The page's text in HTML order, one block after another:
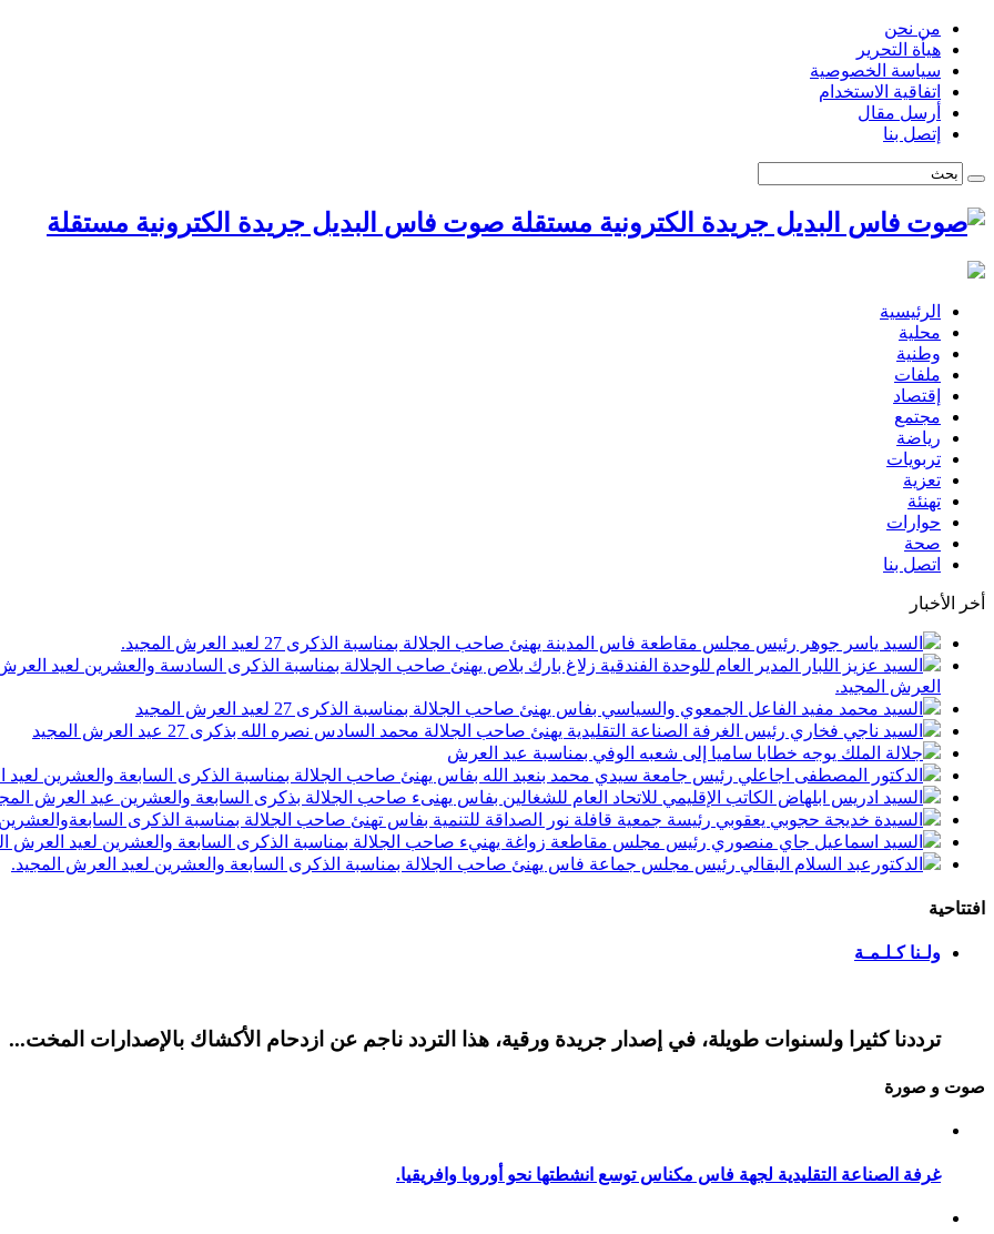
من نحن
هيأة التحرير
سياسة الخصوصية
اتفاقية الاستخدام
أرسل مقال
إتصل بنا
صوت فاس البديل جريدة الكترونية مستقلة
الرئيسية
محلية
وطنية
ملفات
إقتصاد
مجتمع
رياضة
تربويات
تعزية
تهنئة
حوارات
صحة
اتصل بنا
أخر الأخبار
السيد ياسر جوهر رئيس مجلس مقاطعة فاس المدينة يهنئ صاحب الجلالة بمناسبة الذكرى 27 لعيد العرش المجيد.
السيد عزيز اللبار المدير العام للوحدة الفندقية زلاغ بارك بلاص يهنئ صاحب الجلالة بمناسبة الذكرى السادسة والعشرين لعيد
العرش المجيد.
السيد محمد مفيد الفاعل الجمعوي والسياسي بفاس يهنئ صاحب الجلالة بمناسبة الذكرى 27 لعيد العرش المجيد
السيد ناجي فخاري رئيس الغرفة الصناعة التقليدية يهنئ صاحب الجلالة محمد السادس نصره الله بذكرى 27 عيد العرش المجيد
جلالة الملك يوجه خطابا ساميا إلى شعبه الوفي بمناسبة عيد العرش
الدكتور المصطفى اجاعلي رئيس جامعة سيدي محمد بنعبد الله بفاس يهنئ صاحب الجلالة بمناسبة الذكرى السابعة والعشرين لعيد
السيد ادريس ابلهاض الكاتب الإقليمي للاتحاد العام للشغالين بفاس يهنىء صاحب الجلالة بذكرى السابعة والعشرين عيد العرش
السيدة خديجة حجوبي يعقوبي رئيسة جمعية قافلة نور الصداقة للتنمية بفاس تهنئ صاحب الجلالة بمناسبة الذكرى
السيد اسماعيل جاي منصوري رئيس مجلس مقاطعة زواغة يهنيء صاحب الجلالة بمناسبة الذكرى السابعة والعشرين لعيد العرش
الدكتورعبد السلام البقالي رئيس مجلس جماعة فاس يهنئ صاحب الجلالة بمناسبة الذكرى السابعة والعشرين لعيد العرش المجيد.
افتتاحية
ولـنا كـلـمـة
ترددنا كثيرا ولسنوات طويلة، في إصدار جريدة ورقية، هذا التردد ناجم عن ازدحام الأكشاك بالإصدارات المخت...
صوت و صورة
غرفة الصناعة التقليدية لجهة فاس مكناس توسع انشطتها نحو أوروبا وافريقيا.